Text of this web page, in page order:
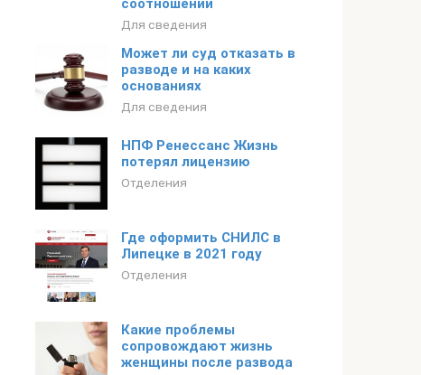
соотношении
Для сведения
Может ли суд отказать в
разводе и на каких
основаниях
Для сведения
НПФ Ренессанс Жизнь
потерял лицензию
Отделения
Где оформить СНИЛС в
Липецке в 2021 году
Отделения
Какие проблемы
сопровождают жизнь
женщины после развода